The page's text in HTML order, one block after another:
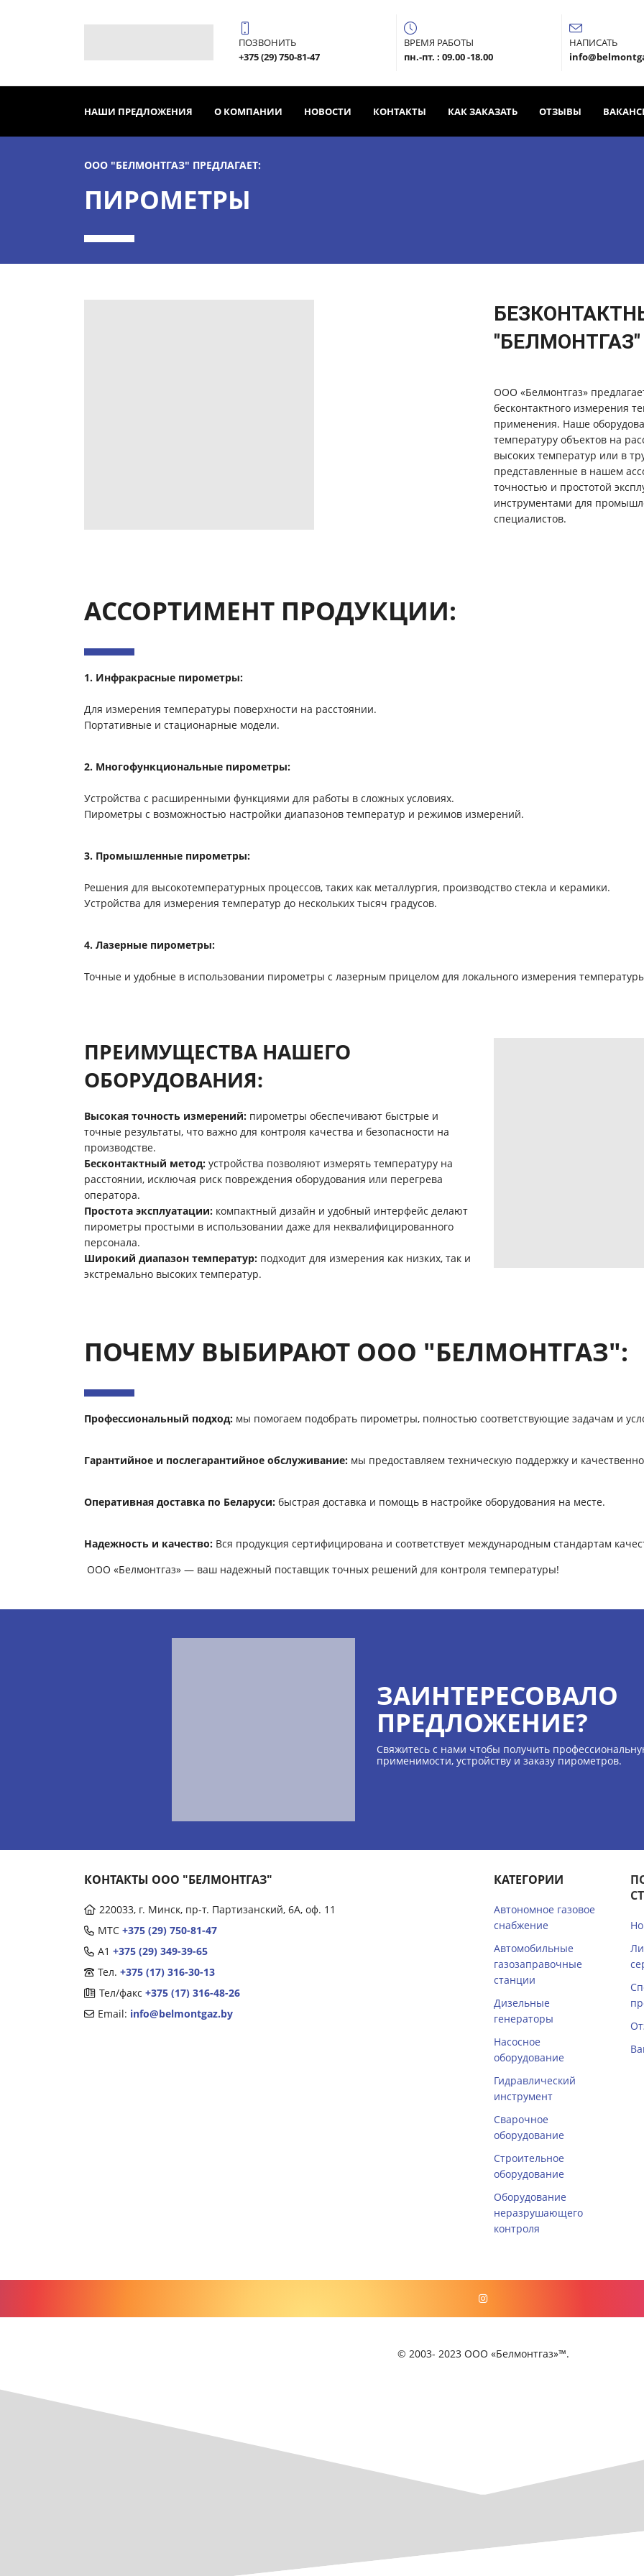
ПОЗВОНИТЬ
+375 (29) 750-81-47
ВРЕМЯ РАБОТЫ
пн.-пт. : 09.00 -18.00
НАПИСАТЬ
НАШИ ПРЕДЛОЖЕНИЯ О КОМПАНИИ НОВОСТИ КОНТАКТЫ КАК ЗАКАЗАТЬ ОТЗЫВЫ
ООО "БЕЛМОНТГАЗ" ПРЕДЛАГАЕТ:
ПИРОМЕТРЫ
"БЕЛМОНТГАЗ"
ООО «Белмонтгаз»
бесконтактного измерения
применения. Наше
температуру объектов на
высоких температур или в
представленные в нашем
точностью и простотой
инструментами для
специалистов.
АССОРТИМЕНТ ПРОДУКЦИИ:
1. Инфракрасные пирометры:
Для измерения температуры поверхности на расстоянии.
Портативные и стационарные модели.
2. Многофункциональные пирометры:
Устройства с расширенными функциями для работы в сложных условиях.
Пирометры с возможностью настройки диапазонов температур и режимов измерений.
3. Промышленные пирометры:
Решения для высокотемпературных процессов, таких как металлургия, производство стекла и керамики.
Устройства для измерения температур до нескольких тысяч градусов.
4. Лазерные пирометры:
Точные и удобные в использовании пирометры с лазерным прицелом для локального измерения
ПРЕИМУЩЕСТВА НАШЕГО
ОБОРУДОВАНИЯ:
Высокая точность измерений: пирометры обеспечивают быстрые и
точные результаты, что важно для контроля качества и безопасности на
производстве.
Бесконтактный метод: устройства позволяют измерять температуру на
расстоянии, исключая риск повреждения оборудования или перегрева
оператора.
Простота эксплуатации: компактный дизайн и удобный интерфейс делают
пирометры простыми в использовании даже для неквалифицированного
персонала.
Широкий диапазон температур: подходит для измерения как низких, так и
экстремально высоких температур.
ПОЧЕМУ ВЫБИРАЮТ ООО "БЕЛМОНТГАЗ":
Профессиональный подход: мы помогаем подобрать пирометры, полностью соответствующие задачам и
Гарантийное и послегарантийное обслуживание: мы предоставляем техническую поддержку и
Оперативная доставка по Беларуси: быстрая доставка и помощь в настройке оборудования на месте.
Надежность и качество: Вся продукция сертифицирована и соответствует международным стандартам
ООО «Белмонтгаз» — ваш надежный поставщик точных решений для контроля температуры!
ЗАИНТЕРЕСОВАЛО
ПРЕДЛОЖЕНИЕ?
Свяжитесь с нами чтобы получить
применимости, устройству и заказу пирометров.
КОНТАКТЫ ООО "БЕЛМОНТГАЗ"
220033, г. Минск, пр-т. Партизанский, 6А, оф. 11
МТС +375 (29) 750-81-47
А1 +375 (29) 349-39-65
Тел. +375 (17) 316-30-13
Тел/факс +375 (17) 316-48-26
Email: info@belmontgaz.by
КАТЕГОРИИ
Автономное газовое
снабжение
Автомобильные
газозаправочные
станции
Дизельные
генераторы
Насосное
оборудование
Гидравлический
инструмент
Сварочное
оборудование
Строительное
оборудование
Оборудование
неразрушающего
контроля
© 2003- 2023 ООО «Белмонтгаз»™.